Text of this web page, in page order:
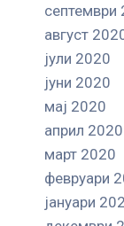
септември
август
јули 2020
јуни 2020
мај 2020
април 2020
март 2020
февруари
јануари